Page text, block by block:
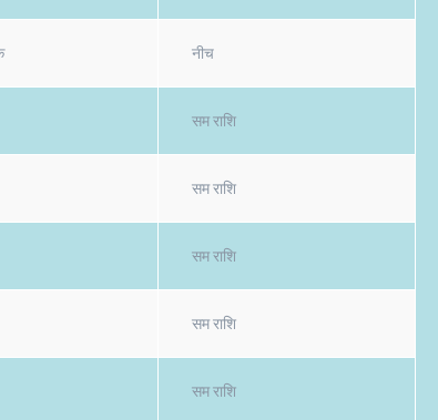
नीच
सम राशि
सम राशि
सम राशि
सम राशि
सम राशि